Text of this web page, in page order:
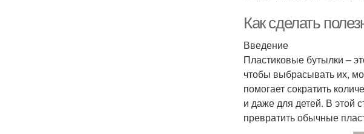
Как сделать
Введение
Пластиковые бутылки –
чтобы выбрасывать их,
помогает сократить
и даже для детей. В этой
превратить обычные